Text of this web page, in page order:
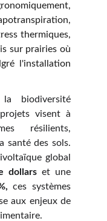
thermiques,
sur prairies où
l'installation
biodiversité
visent à
résilients,
santé des sols.
global
dollars et une
ces systèmes
aux enjeux de